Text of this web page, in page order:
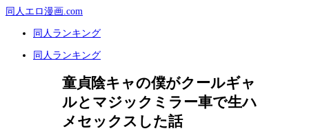
同人エロ漫画.com
同人ランキング
同人ランキング
童貞陰キャの僕がクールギャ
ルとマジックミラー車で生ハ
メセックスした話